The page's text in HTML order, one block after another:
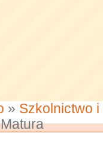
» Szkolnictwo